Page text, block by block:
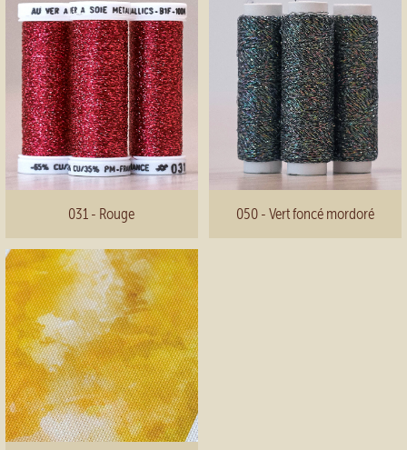
031 - Rouge 050 - Vert foncé mordoré